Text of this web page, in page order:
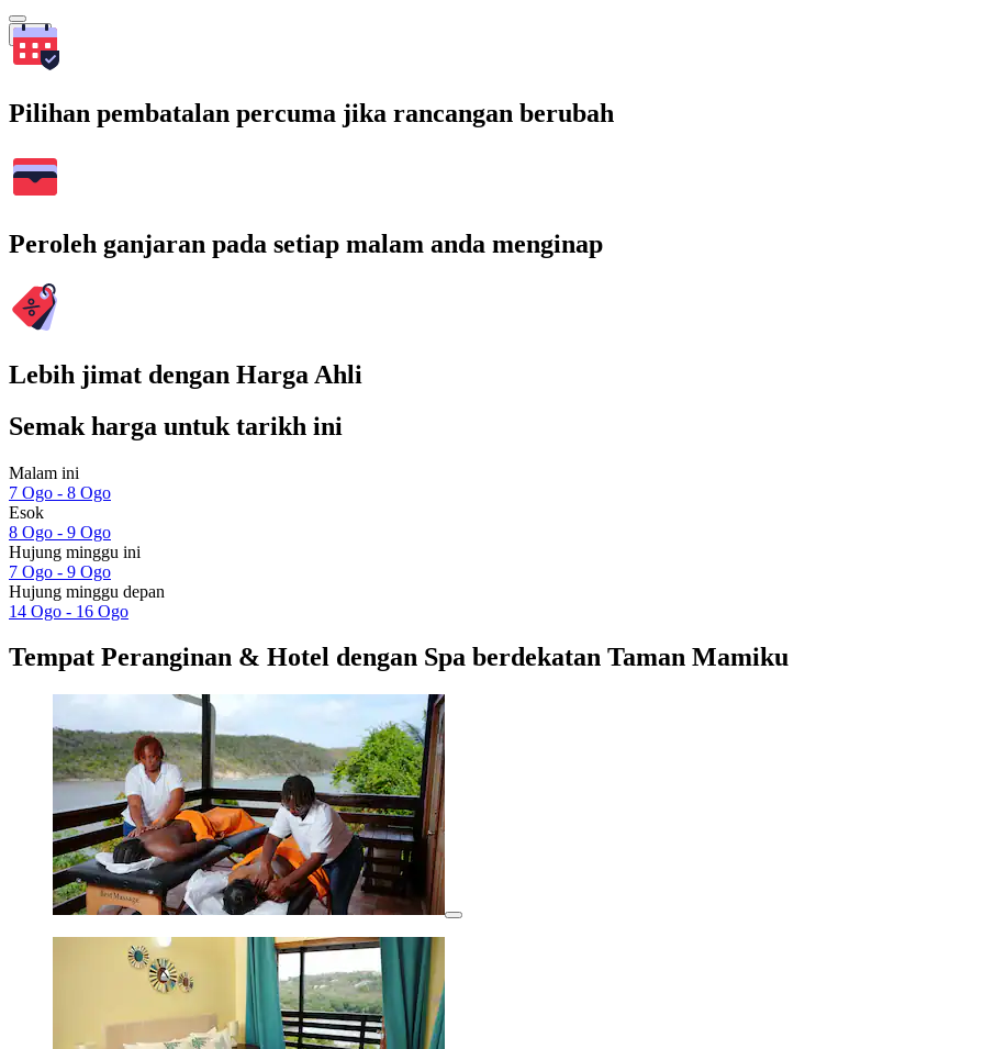
Cari
Pilihan pembatalan percuma jika rancangan berubah
Peroleh ganjaran pada setiap malam anda menginap
Lebih jimat dengan Harga Ahli
Semak harga untuk tarikh ini
Malam ini
7 Ogo - 8 Ogo
Esok
8 Ogo - 9 Ogo
Hujung minggu ini
7 Ogo - 9 Ogo
Hujung minggu depan
14 Ogo - 16 Ogo
Tempat Peranginan & Hotel dengan Spa berdekatan Taman Mamiku